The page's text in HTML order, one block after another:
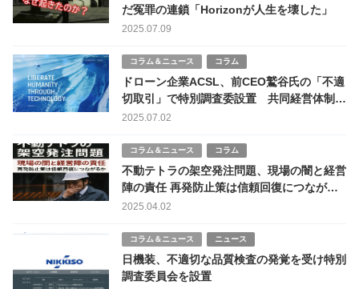
だ冤罪の連鎖「Horizonが人生を壊した」
2025.07.09
コラム＆ニュース コラム
ドローン企業ACSL、前CEO鷲谷氏の「不適
切取引」で特別調査委設置 共同経営体制で
再出発中
2025.07.02
コラム＆ニュース コラム
不動テトラの架空発注問題、現場の闇と経営
陣の責任 再発防止策は信頼回復につながる
か
2025.04.02
コラム＆ニュース ニュース
日機装、不適切な品質検査の発覚を受け特別
調査委員会を設置